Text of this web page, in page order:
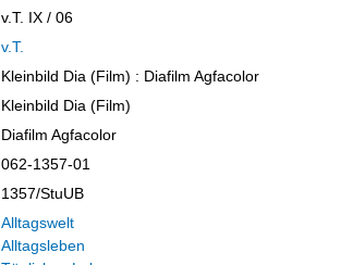
v.T. IX / 06
v.T.
Kleinbild Dia (Film) : Diafilm Agfacolor
Kleinbild Dia (Film)
Diafilm Agfacolor
062-1357-01
1357/StuUB
Alltagswelt
Alltagsleben